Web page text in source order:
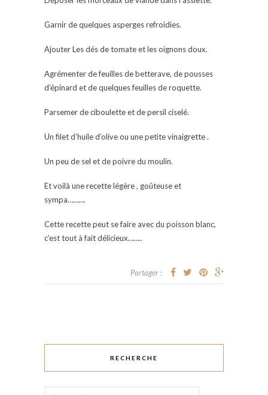
Garnir de quelques asperges refroidies.
Ajouter Les dés de tomate et les oignons doux.
Agrémenter de feuilles de betterave, de pousses
d’épinard et de quelques feuilles de roquette.
Parsemer de ciboulette et de persil ciselé.
Un filet d’huile d’olive ou une petite vinaigrette .
Un peu de sel et de poivre du moulin.
Et voilà une recette légère , goûteuse et
sympa……….
Cette recette peut se faire avec du poisson blanc,
c’est tout à fait délicieux……..
Partager :
RECHERCHE